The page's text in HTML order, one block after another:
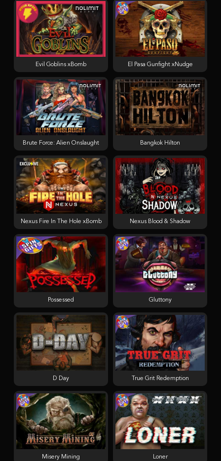
Nexus Blood & Shadow
Nexus Fire In The Hole xBomb
Bangkok Hilton
Brute Force: Alien Onslaught
Loner
El Pasa Gunfight xNudge
Evil Goblins xBomb
Gluttony
Possessed
Misery Mining
True Grit Redemption
D Day